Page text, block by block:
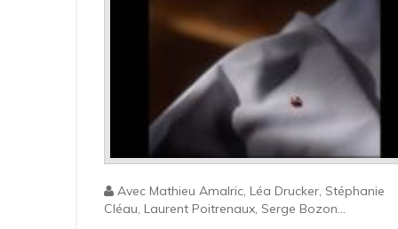
Avec Mathieu Amalric, Léa Drucker, Stéphanie
Cléau, Laurent Poitrenaux, Serge Bozon...